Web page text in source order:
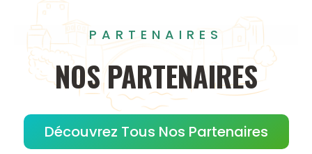
PARTENAIRES
NOS PARTENAIRES
Découvrez Tous Nos Partenaires